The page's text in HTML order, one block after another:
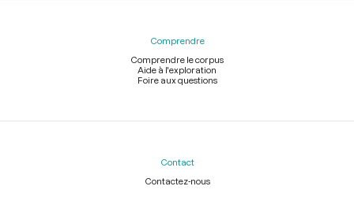
Comprendre
Comprendre le corpus
Aide à l'exploration
Foire aux questions
Contact
Contactez-nous